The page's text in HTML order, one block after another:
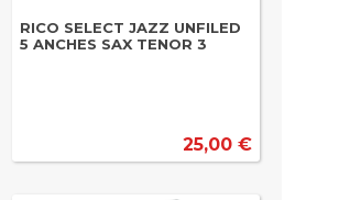
RICO SELECT JAZZ UNFILED
5 ANCHES SAX TENOR 3
25,00 €